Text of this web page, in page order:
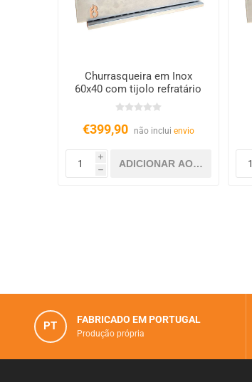
Churrasqueira em Inox
60x40 com tijolo refratário
€399,90 não inclui envio
i
h
PT FABRICADO EM PORTUGAL
Produção própria